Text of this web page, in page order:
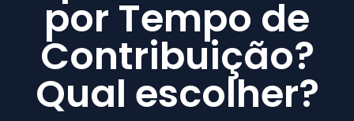
por Tempo de
Contribuição?
Qual escolher?